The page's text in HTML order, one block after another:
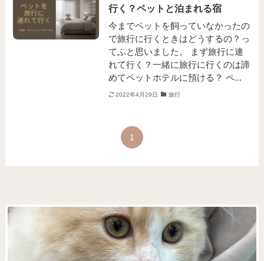
行く？ペットと泊まれる宿
今までペットを飼っていなかったの
で旅行に行くときはどうするの？っ
てふと思いました。 まず旅行に連
れて行く？一緒に旅行に行くのは諦
めてペットホテルに預ける？ ペ...
2022年4月29日 旅行
1